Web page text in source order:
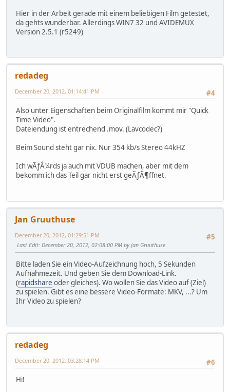
Hier in der Arbeit gerade mit einem beliebigen Film getestet,
da gehts wunderbar. Allerdings WIN7 32 und AVIDEMUX
Version 2.5.1 (r5249)
redadeg
#4
December 20, 2012, 01:14:41 PM
Also unter Eigenschaften beim Originalfilm kommt mir "Quick
Time Video".
Dateiendung ist entrechend .mov. (Lavcodec?)
Beim Sound steht gar nix. Nur 354 kb/s Stereo 44kHZ
Ich wÃƒÂ¼rds ja auch mit VDUB machen, aber mit dem
bekomm ich das Teil gar nicht erst geÃƒÂ¶ffnet.
Jan Gruuthuse
#5
December 20, 2012, 01:29:51 PM
Last Edit: December 20, 2012, 02:08:00 PM by Jan Gruuthuse
Bitte laden Sie ein Video-Aufzeichnung hoch, 5 Sekunden
Aufnahmezeit. Und geben Sie dem Download-Link.
(rapidshare oder gleiches). Wo wollen Sie das Video auf (Ziel)
zu spielen. Gibt es eine bessere Video-Formate: MKV, ...? Um
Ihr Video zu spielen?
redadeg
#6
December 20, 2012, 03:28:14 PM
Hi!